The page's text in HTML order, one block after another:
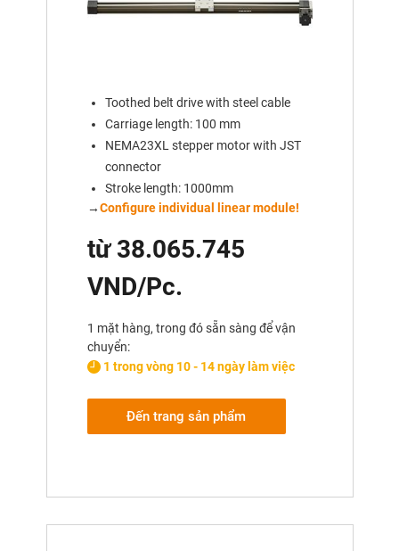
Toothed belt drive with steel cable
Carriage length: 100 mm
NEMA23XL stepper motor with JST
connector
Stroke length: 1000mm
→Configure individual linear module!
từ 38.065.745
VND/Pc.
1 mặt hàng, trong đó sẵn sàng để vận
chuyển:
1 trong vòng 10 - 14 ngày làm việc
Đến trang sản phẩm